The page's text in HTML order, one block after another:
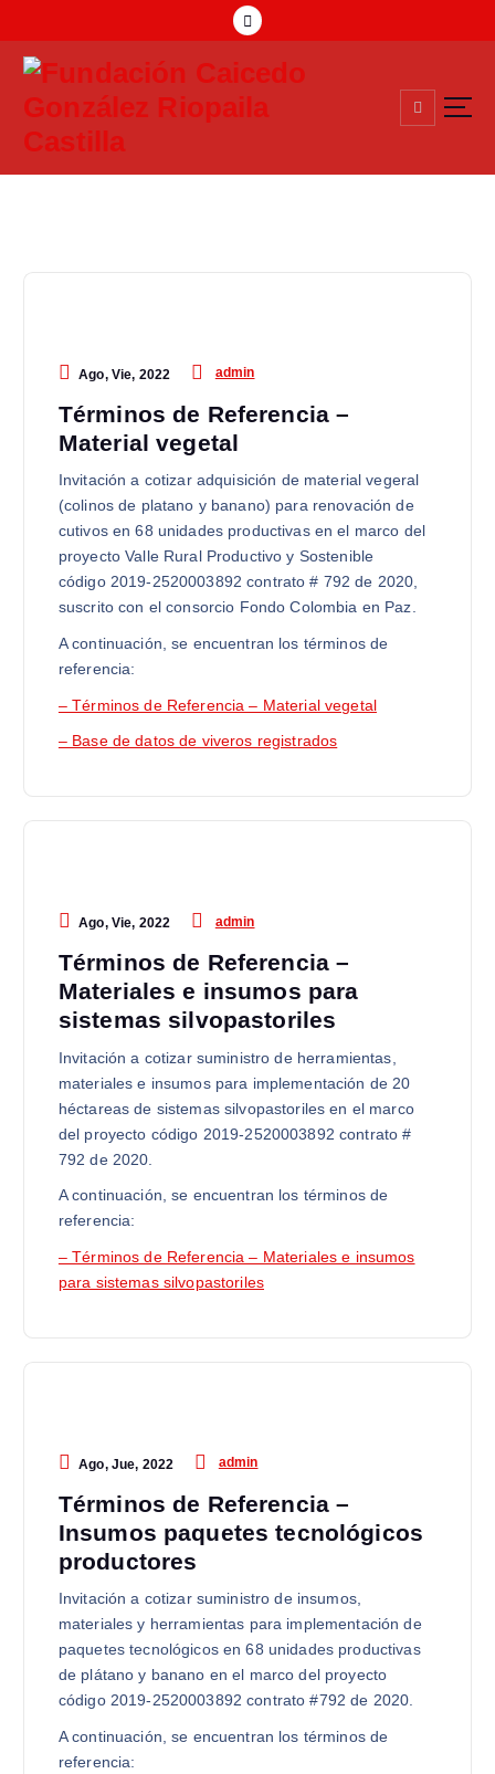
Compromiso Social Desde 1957
Ago, Vie, 2022 admin
Términos de Referencia –
Material vegetal
Invitación a cotizar adquisición de material vegeral
(colinos de platano y banano) para renovación de
cutivos en 68 unidades productivas en el marco del
proyecto Valle Rural Productivo y Sostenible
código 2019-2520003892 contrato # 792 de 2020,
suscrito con el consorcio Fondo Colombia en Paz.
A continuación, se encuentran los términos de
referencia:
– Términos de Referencia – Material vegetal
– Base de datos de viveros registrados
Ago, Vie, 2022 admin
Términos de Referencia –
Materiales e insumos para
sistemas silvopastoriles
Invitación a cotizar suministro de herramientas,
materiales e insumos para implementación de 20
héctareas de sistemas silvopastoriles en el marco
del proyecto código 2019-2520003892 contrato #
792 de 2020.
A continuación, se encuentran los términos de
referencia:
– Términos de Referencia – Materiales e insumos
para sistemas silvopastoriles
Ago, Jue, 2022 admin
Términos de Referencia –
Insumos paquetes tecnológicos
productores
Invitación a cotizar suministro de insumos,
materiales y herramientas para implementación de
paquetes tecnológicos en 68 unidades productivas
de plátano y banano en el marco del proyecto
código 2019-2520003892 contrato #792 de 2020.
A continuación, se encuentran los términos de
referencia: